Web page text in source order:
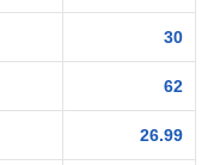
30
62
26.99